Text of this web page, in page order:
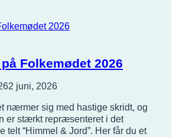
Folkemødet 2026
2 juni, 2026
nærmer sig med hastige skridt, og
er stærkt repræsenteret i det
telt “Himmel & Jord”. Her får du et